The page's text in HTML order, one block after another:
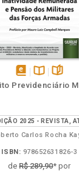
disponível
Disponível
Previdenciário
Carlos Rocha
ISBN: 978652631826-3
deR$ 289,90* por
Folheie